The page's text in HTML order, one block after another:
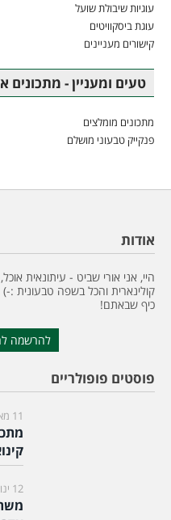
עוגיות שיבולת שועל
עוגת ביסקוויטים
קישורים מעניינים
טעים ומעניין - מתכונים
מתכונים מומלצים
פנקייק טבעוני מושלם
אודות
היי, אני אורי שביט - עיתונאית
קולינארית והכל בשפה טבעונית :-)
כיף שבאתם!
להרשמה
פוסטים פופולריים
11 מאי, 2013
12 ינואר, 2014